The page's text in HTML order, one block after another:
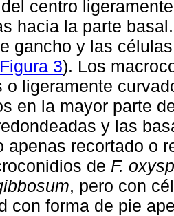
centro
hacia la parte
gancho y las
Figura 3). Los
o ligeramente
en la mayor parte
y las
apenas recortado o
de F.
, pero con
con forma de pie